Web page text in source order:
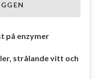
på enzymer
strålande vitt och